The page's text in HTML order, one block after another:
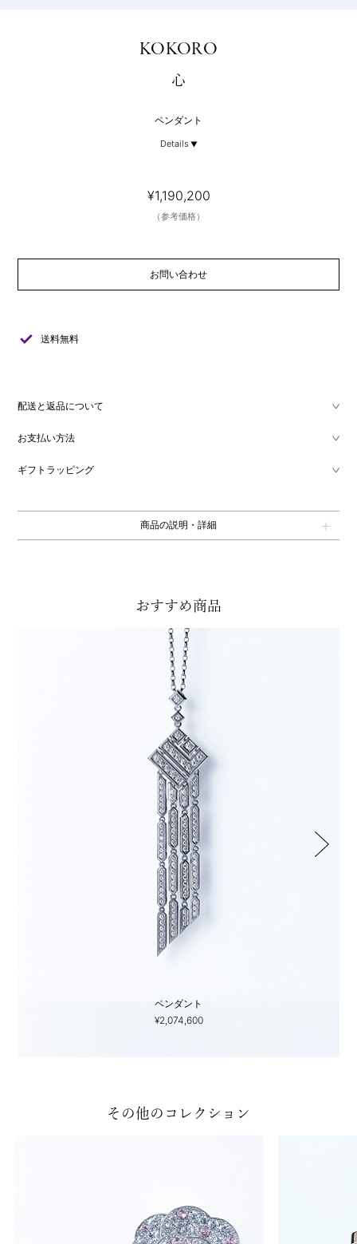
KOKORO
心
ペンダント
Details
¥1,190,200
（参考価格）
お問い合わせ
check 送料無料
配送と返品について
お支払い方法
ギフトラッピング
商品の説明・詳細
おすすめ商品
ペンダント
¥2,074,600
その他のコレクション